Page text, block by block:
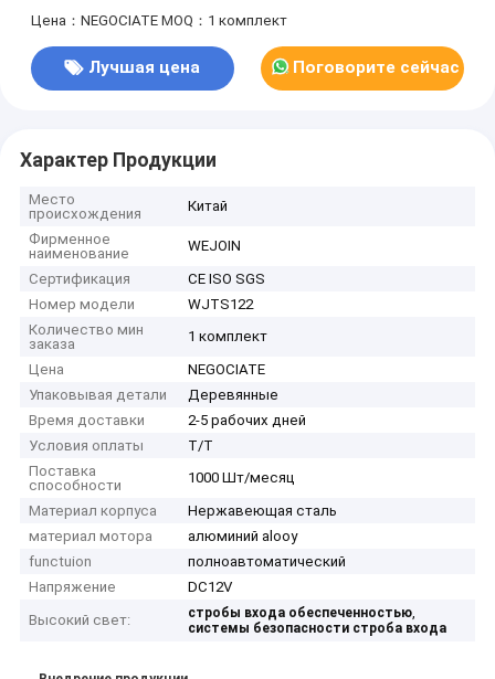
автоматической
Цена：NEGOCIATE MOQ：1 комплект
Лучшая цена Поговорите сейчас
Характер Продукции
Место
происхождения
Китай
Фирменное
наименование
WEJOIN
Сертификация
CE ISO SGS
Номер модели
WJTS122
Количество мин
заказа
1 комплект
Цена
NEGOCIATE
Упаковывая детали
Деревянные
Время доставки
2-5 рабочих дней
Условия оплаты
T/T
Поставка
способности
1000 Шт/месяц
Материал корпуса
Нержавеющая сталь
материал мотора
алюминий alooy
functuion
полноавтоматический
Напряжение
DC12V
Высокий свет:
стробы входа обеспеченностью,
системы безопасности строба входа